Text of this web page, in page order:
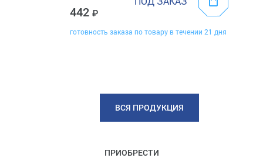
442
готовность заказа по товару в течении 21 дня
ВСЯ ПРОДУКЦИЯ
ПРИОБРЕСТИ